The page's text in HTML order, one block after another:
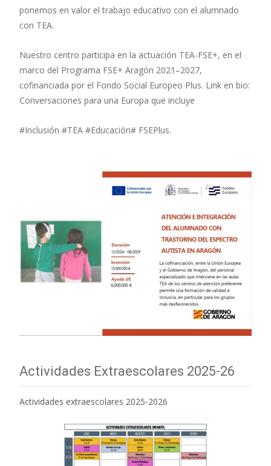
ponemos en valor el trabajo educativo con el alumnado
con TEA.
Nuestro centro participa en la actuación TEA-FSE+, en el
marco del Programa FSE+ Aragón 2021–2027,
cofinanciada por el Fondo Social Europeo Plus. Link en bio:
Conversaciones para una Europa que incluye
#Inclusión #TEA #Educación# FSEPlus.
Actividades Extraescolares 2025-26
Actividades extraescolares 2025-2026